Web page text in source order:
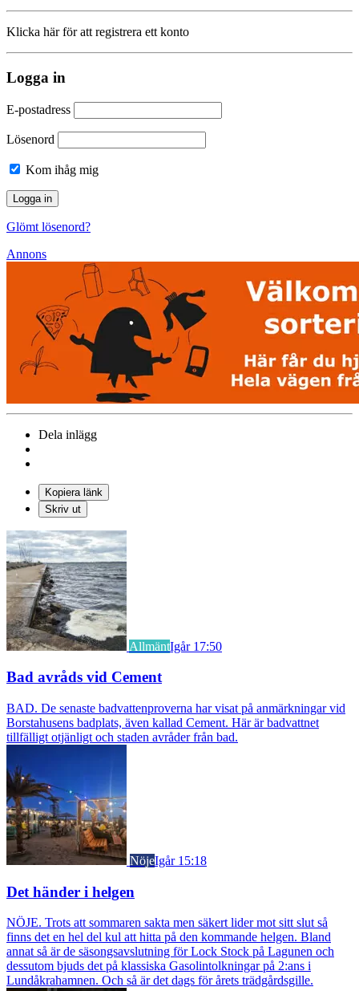
Klicka här för att registrera ett konto
Logga in
E-postadress
Lösenord
Kom ihåg mig
Glömt lösenord?
Annons
Dela inlägg
Kopiera länk
Skriv ut
AllmäntIgår 17:50
Bad avråds vid Cement
BAD. De senaste badvattenproverna har visat på anmärkningar vid
Borstahusens badplats, även kallad Cement. Här är badvattnet
tillfälligt otjänligt och staden avråder från bad.
NöjeIgår 15:18
Det händer i helgen
NÖJE. Trots att sommaren sakta men säkert lider mot sitt slut så
finns det en hel del kul att hitta på den kommande helgen. Bland
annat så är de säsongsavslutning för Lock Stock på Lagunen och
dessutom bjuds det på klassiska Gasolintolkningar på 2:ans i
Lundåkrahamnen. Och så är det dags för årets trädgårdsgille.